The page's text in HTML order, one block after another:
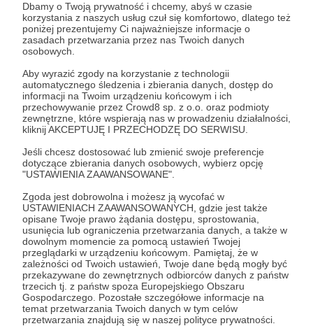
Dbamy o Twoją prywatność i chcemy, abyś w czasie
korzystania z naszych usług czuł się komfortowo, dlatego też
poniżej prezentujemy Ci najważniejsze informacje o
zasadach przetwarzania przez nas Twoich danych
osobowych.
Aby wyrazić zgody na korzystanie z technologii
automatycznego śledzenia i zbierania danych, dostęp do
informacji na Twoim urządzeniu końcowym i ich
przechowywanie przez Crowd8 sp. z o.o. oraz podmioty
zewnętrzne, które wspierają nas w prowadzeniu działalności,
kliknij AKCEPTUJĘ I PRZECHODZĘ DO SERWISU.
Jeśli chcesz dostosować lub zmienić swoje preferencje
dotyczące zbierania danych osobowych, wybierz opcję
"USTAWIENIA ZAAWANSOWANE".
Zgoda jest dobrowolna i możesz ją wycofać w
USTAWIENIACH ZAAWANSOWANYCH, gdzie jest także
opisane Twoje prawo żądania dostępu, sprostowania,
usunięcia lub ograniczenia przetwarzania danych, a także w
dowolnym momencie za pomocą ustawień Twojej
przeglądarki w urządzeniu końcowym. Pamiętaj, że w
zależności od Twoich ustawień, Twoje dane będą mogły być
przekazywane do zewnętrznych odbiorców danych z państw
trzecich tj. z państw spoza Europejskiego Obszaru
Gospodarczego. Pozostałe szczegółowe informacje na
temat przetwarzania Twoich danych w tym celów
przetwarzania znajdują się w naszej polityce prywatności.
jest po przekazaniu podpisanego formularza "Zgodna na
założenie konta przez osobę niepełnoletnią", formularz
dostępny jest na stronie regulaminu Patronite.pl.
* Zapoznałem się i akceptujęRegulaminserwisu oraz
* Wyrażam zgodę na przetwarzanie moich danych
osobowych podanych w formularzu rejestracyjnym w celu
prawidłowego świadczenia usług serwisu Patronite.
Wyrażam zgodę na otrzymywanie drogą elektroniczną
informacji handlowych - newslettera. Opcja ta może zostać
zmieniona w ustawieniach konta.